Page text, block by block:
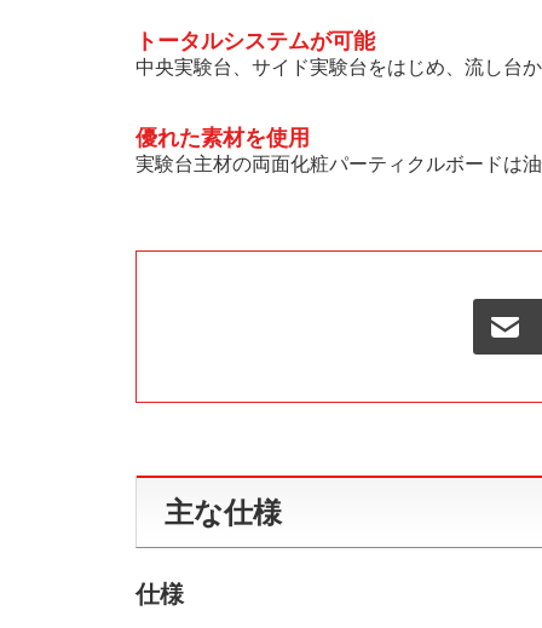
トータルシステムが可能
中央実験台、サイド実験台をはじめ、流し台
優れた素材を使用
実験台主材の両面化粧パーティクルボードは
主な仕様
仕様